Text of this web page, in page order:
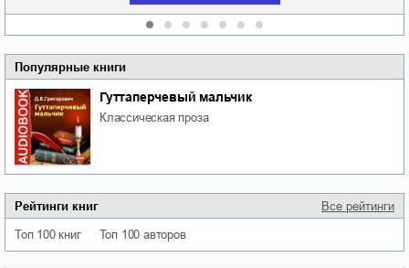
Популярные книги
Гуттаперчевый мальчик
классическая проза
Рейтинги книг Все рейтинги
Топ 100 книг Топ 100 авторов